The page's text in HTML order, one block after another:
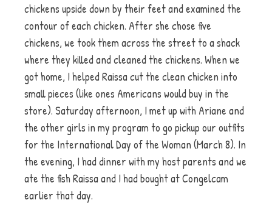
chickens upside down by their feet and examined the
contour of each chicken. After she chose five
chickens, we took them across the street to a shack
where they killed and cleaned the chickens. When we
got home, I helped Raissa cut the clean chicken into
small pieces (like ones Americans would buy in the
store). Saturday afternoon, I met up with Ariane and
the other girls in my program to go pickup our outfits
for the International Day of the Woman (March 8). In
the evening, I had dinner with my host parents and we
ate the fish Raissa and I had bought at Congelcam
earlier that day.